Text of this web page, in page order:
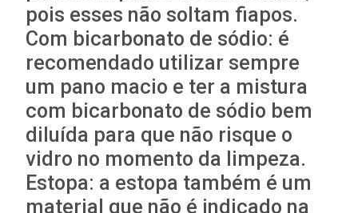
pois esses não soltam fiapos.
Com bicarbonato de sódio: é
recomendado utilizar sempre
um pano macio e ter a mistura
com bicarbonato de sódio bem
diluída para que não risque o
vidro no momento da limpeza.
Estopa: a estopa também é um
material que não é indicado na